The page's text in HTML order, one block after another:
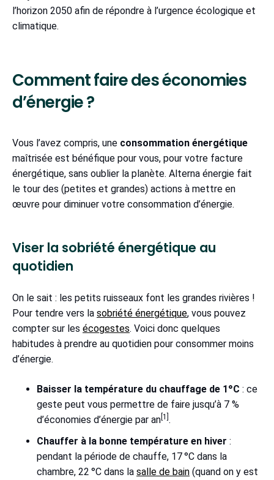
l’horizon 2050 afin de répondre à l’urgence écologique et
climatique.
Comment faire des économies
d’énergie ?
Vous l’avez compris, une consommation énergétique
maîtrisée est bénéfique pour vous, pour votre facture
énergétique, sans oublier la planète. Alterna énergie fait
le tour des (petites et grandes) actions à mettre en
œuvre pour diminuer votre consommation d’énergie.
Viser la sobriété énergétique au
quotidien
On le sait : les petits ruisseaux font les grandes rivières !
Pour tendre vers la sobriété énergétique, vous pouvez
compter sur les écogestes. Voici donc quelques
habitudes à prendre au quotidien pour consommer moins
d’énergie.
Baisser la température du chauffage de 1°C : ce
geste peut vous permettre de faire jusqu’à 7 %
d’économies d’énergie par an [1] .
Chauffer à la bonne température en hiver :
pendant la période de chauffe, 17 °C dans la
chambre, 22 °C dans la salle de bain (quand on y est